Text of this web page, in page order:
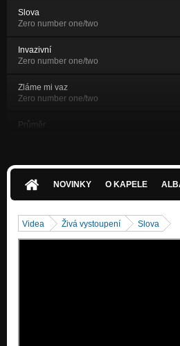
Slova
Zero number one/two
Invazivní
Zero number one/two
Zláme mi vaz
Zero number one/two
Průměr
Za patama
Kruh
NOVINKY O KAPELE
Videa Živá vystoupení Slova